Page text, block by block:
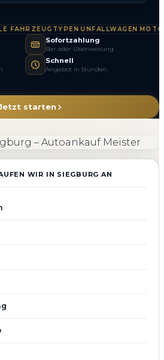
·UNFALLWAGEN·
Sofortzahlung
Bar oder Überweisung
Schnell
Angebot in Stunden
starten
WIR IN SIEGBURG AN